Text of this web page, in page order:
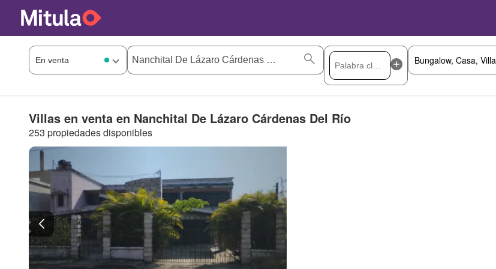
Villas en venta en Nanchital De Lázaro Cárdenas Del Río
253 propiedades disponibles